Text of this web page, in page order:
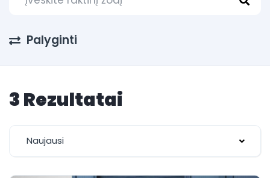
Palyginti
3 Rezultatai
Naujausi